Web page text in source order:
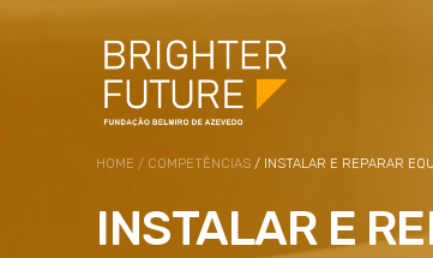
HOME / COMPETÊNCIAS / INSTALAR E REPARAR
INSTALAR E